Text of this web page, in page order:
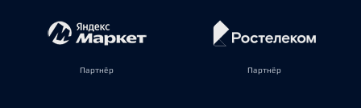
Партнёр Партнёр